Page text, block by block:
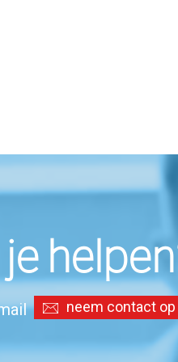
neem contact op